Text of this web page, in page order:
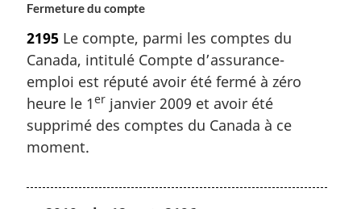
Fermeture du compte
2195 Le compte, parmi les comptes du
Canada, intitulé Compte d’assurance-
emploi est réputé avoir été fermé à zéro
heure le 1er janvier 2009 et avoir été
supprimé des comptes du Canada à ce
moment.